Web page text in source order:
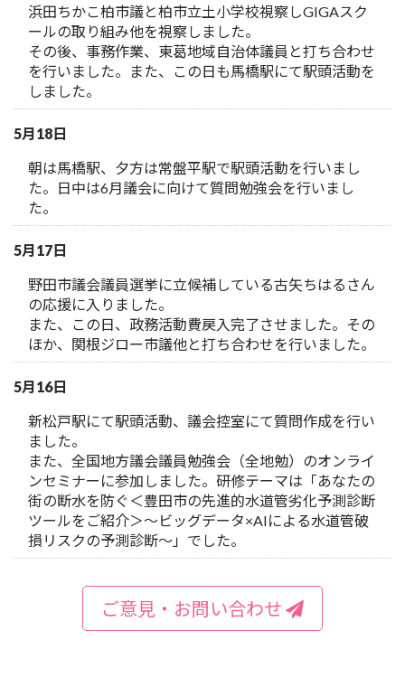
浜田ちかこ柏市議と柏市立土小学校視察しGIGAスク
ールの取り組み他を視察しました。
その後、事務作業、東葛地域自治体議員と打ち合わせ
を行いました。また、この日も馬橋駅にて駅頭活動を
しました。
5月18日
朝は馬橋駅、夕方は常盤平駅で駅頭活動を行いまし
た。日中は6月議会に向けて質問勉強会を行いまし
た。
5月17日
野田市議会議員選挙に立候補している古矢ちはるさん
の応援に入りました。
また、この日、政務活動費戻入完了させました。その
ほか、関根ジロー市議他と打ち合わせを行いました。
5月16日
新松戸駅にて駅頭活動、議会控室にて質問作成を行い
ました。
また、全国地方議会議員勉強会（全地勉）のオンライ
ンセミナーに参加しました。研修テーマは「あなたの
街の断水を防ぐ＜豊田市の先進的水道管劣化予測診断
ツールをご紹介＞～ビッグデータ×AIによる水道管破
損リスクの予測診断～」でした。
ご意見・お問い合わせ